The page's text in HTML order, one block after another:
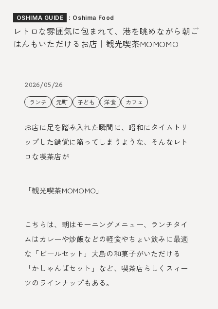
OSHIMA GUIDE : Oshima Food
レトロな雰囲気に包まれて、港を眺めながら朝ご
はんもいただけるお店｜観光喫茶MOMOMO
2026/05/26
ランチ
元町 子ども 洋食 カフェ
お店に足を踏み入れた瞬間に、昭和にタイムトリ
ップした錯覚に陥ってしまうような、そんなレト
ロな喫茶店が
「観光喫茶MOMOMO」
こちらは、朝はモーニングメニュー、ランチタイ
ムはカレーや炒飯などの軽食やちょい飲みに最適
な「ビールセット」大島の和菓子がいただける
「かしゃんばセット」など、喫茶店らしくスィー
ツのラインナップもある。